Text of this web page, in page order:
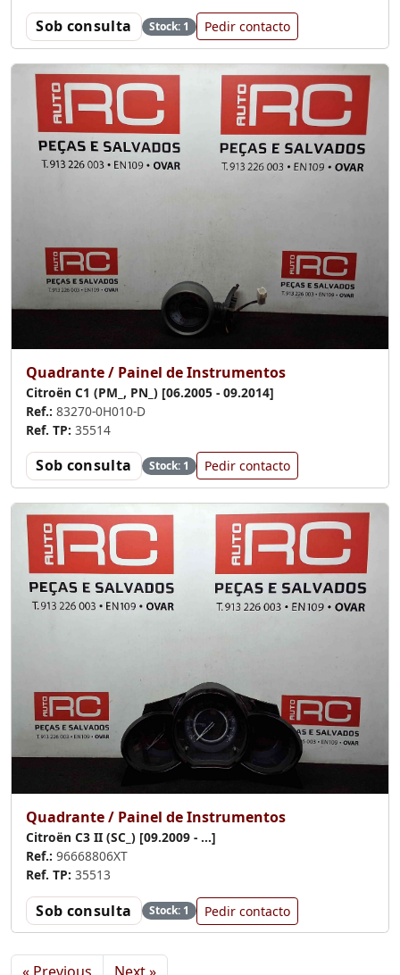
Sob consulta Stock: 1 Pedir contacto
Quadrante / Painel de Instrumentos
Citroën C1 (PM_, PN_) [06.2005 - 09.2014]
Ref.: 83270-0H010-D
Ref. TP: 35514
Sob consulta Stock: 1 Pedir contacto
Quadrante / Painel de Instrumentos
Citroën C3 II (SC_) [09.2009 - ...]
Ref.: 96668806XT
Ref. TP: 35513
Sob consulta Stock: 1 Pedir contacto